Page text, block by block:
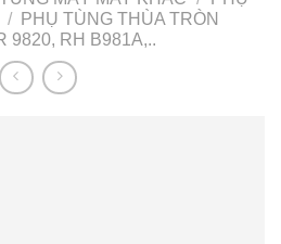
/
PHỤ TÙNG THÙA TRÒN
9820, RH B981A,..